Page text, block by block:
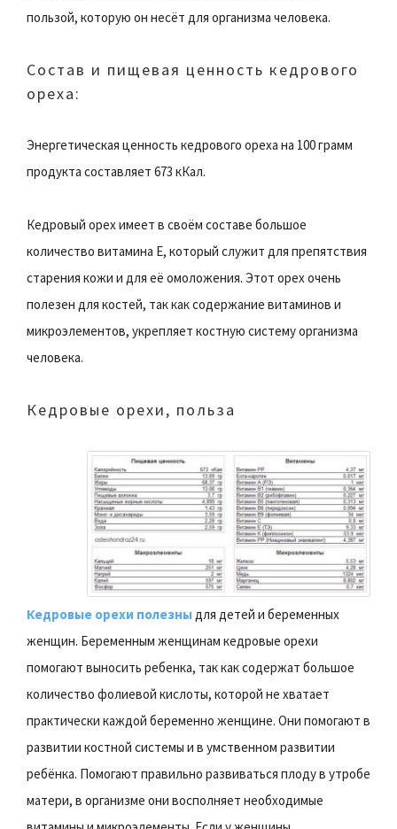
пользой, которую он несёт для организма человека.
Состав и пищевая ценность кедрового
ореха:
Энергетическая ценность кедрового ореха на 100 грамм
продукта составляет 673 кКал.
Кедровый орех имеет в своём составе большое
количество витамина Е, который служит для препятствия
старения кожи и для её омоложения. Этот орех очень
полезен для костей, так как содержание витаминов и
микроэлементов, укрепляет костную систему организма
человека.
Кедровые орехи, польза
Кедровые орехи полезны для детей и беременных
женщин. Беременным женщинам кедровые орехи
помогают выносить ребенка, так как содержат большое
количество фолиевой кислоты, которой не хватает
практически каждой беременно женщине. Они помогают в
развитии костной системы и в умственном развитии
ребёнка. Помогают правильно развиваться плоду в утробе
матери, в организме они восполняет необходимые